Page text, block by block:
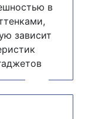
в
зависит